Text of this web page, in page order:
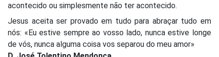
acontecido ou simplesmente não ter acontecido.
Jesus aceita ser provado em tudo para abraçar tudo em
nós: «Eu estive sempre ao vosso lado, nunca estive longe
de vós, nunca alguma coisa vos separou do meu amor»